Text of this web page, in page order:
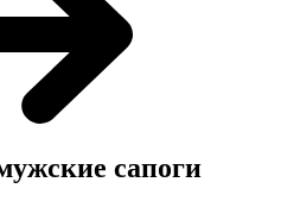
сапоги